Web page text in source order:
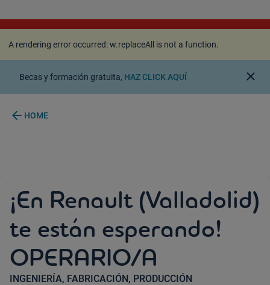
A rendering error occurred:w.replaceAll is not a
function.
A rendering error occurred:w.replaceAll is not a function.
Becas y formación gratuita, HAZ CLICK AQUÍ close
arrow_back HOME
¡En Renault (Valladolid)
te están esperando!
OPERARIO/A
INGENIERÍA, FABRICACIÓN, PRODUCCIÓN